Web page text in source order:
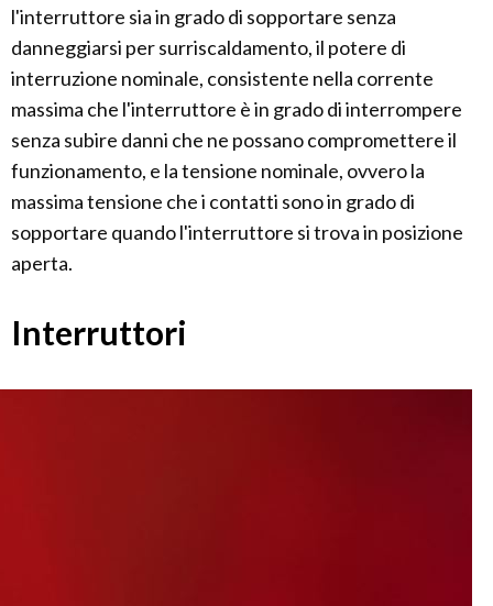
l'interruttore sia in grado di sopportare senza
danneggiarsi per surriscaldamento, il potere di
interruzione nominale, consistente nella corrente
massima che l'interruttore è in grado di interrompere
senza subire danni che ne possano compromettere il
funzionamento, e la tensione nominale, ovvero la
massima tensione che i contatti sono in grado di
sopportare quando l'interruttore si trova in posizione
aperta.
Interruttori